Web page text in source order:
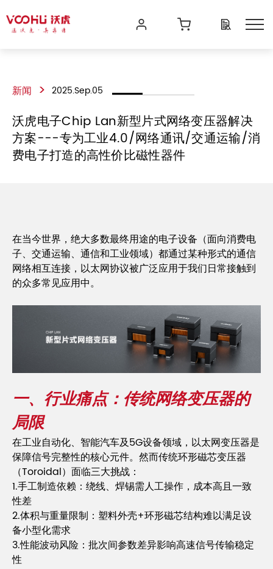
新闻 > 2025.Sep.05
沃虎电子Chip Lan新型片式网络变压器解决
方案---专为工业4.0/网络通讯/交通运输/消
费电子打造的高性价比磁性器件
在当今世界，绝大多数最终用途的电子设备（面向消费电
子、交通运输、通信和工业领域）都通过某种形式的通信
网络相互连接，以太网协议被广泛应用于我们日常接触到
的众多常见应用中。
一、行业痛点：传统网络变压器的
局限
在工业自动化、智能汽车及5G设备领域，以太网变压器是
保障信号完整性的核心元件。然而传统环形磁芯变压器
（Toroidal）面临三大挑战：
1.手工制造依赖：绕线、焊锡需人工操作，成本高且一致
性差
2.体积与重量限制：塑料外壳+环形磁芯结构难以满足设
备小型化需求
3.性能波动风险：批次间参数差异影响高速信号传输稳定
性